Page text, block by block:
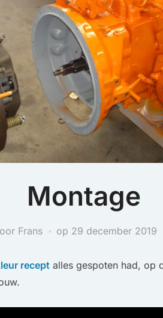
Montage
Frans op 29 december 2019
recept alles gespoten had, op